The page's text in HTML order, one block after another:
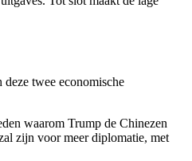
twee economische
waarom Trump de Chinezen
zijn voor meer diplomatie, met